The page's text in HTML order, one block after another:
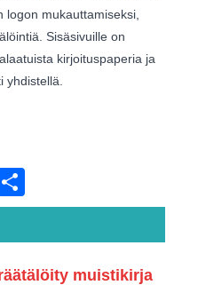
logon mukauttamiseksi,
Sisäsivuille on
kirjoituspaperia ja
yhdistellä.
muistikirja